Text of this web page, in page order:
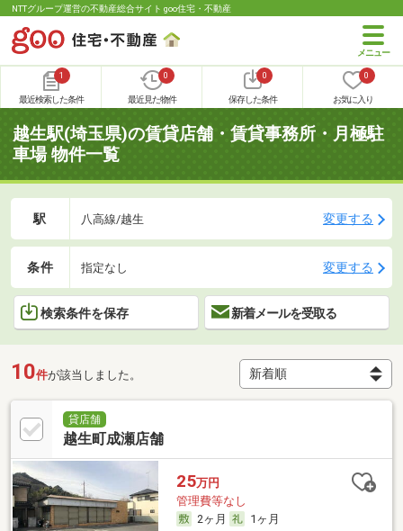
NTTグループ運営の不動産総合サイト goo住宅・不動産
1
最近検索した条件
0
最近見た物件
0
保存した条件
0
お気に入り
越生駅(埼玉県)の賃貸店舗・賃貸事務所・月極駐
車場 物件一覧
駅 八高線/越生 変更する
条件 指定なし 変更する
検索条件を保存 新着メールを受取る
10件が該当しました。
貸店舗
越生町成瀬店舗
25万円
管理費等なし
2ヶ月
1ヶ月